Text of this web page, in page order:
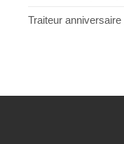
Traiteur anniversaire